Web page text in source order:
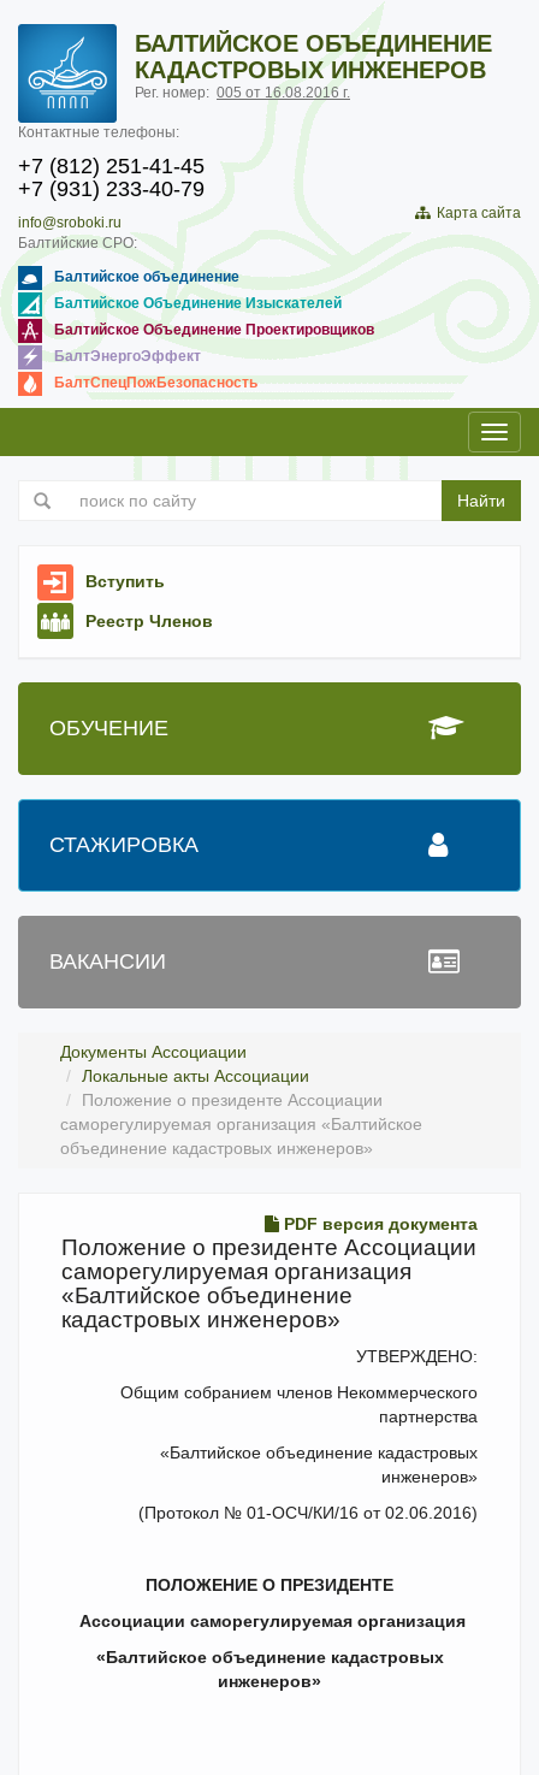
БАЛТИЙСКОЕ ОБЪЕДИНЕНИЕ
КАДАСТРОВЫХ ИНЖЕНЕРОВ
Рег. номер: 005 от 16.08.2016 г.
Контактные телефоны:
+7 (812) 251-41-45
+7 (931) 233-40-79
info@sroboki.ru
Карта сайта
Балтийские СРО:
Балтийское объединение
Балтийское Объединение Изыскателей
Балтийское Объединение Проектировщиков
БалтЭнергоЭффект
БалтСпецПожБезопасность
Найти
Вступить
Реестр Членов
ОБУЧЕНИЕ
СТАЖИРОВКА
ВАКАНСИИ
Документы Ассоциации
Локальные акты Ассоциации
Положение о президенте Ассоциации
саморегулируемая организация «Балтийское
объединение кадастровых инженеров»
PDF версия документа
Положение о президенте Ассоциации
саморегулируемая организация
«Балтийское объединение
кадастровых инженеров»
УТВЕРЖДЕНО:
Общим собранием членов Некоммерческого
партнерства
«Балтийское объединение кадастровых
инженеров»
(Протокол № 01-ОСЧ/КИ/16 от 02.06.2016)
ПОЛОЖЕНИЕ О ПРЕЗИДЕНТЕ
Ассоциации саморегулируемая организация
«Балтийское объединение кадастровых
инженеров»